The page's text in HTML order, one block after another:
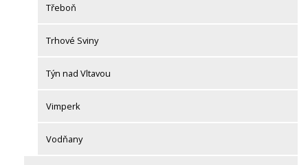
Třeboň
Trhové Sviny
Týn nad Vltavou
Vimperk
Vodňany